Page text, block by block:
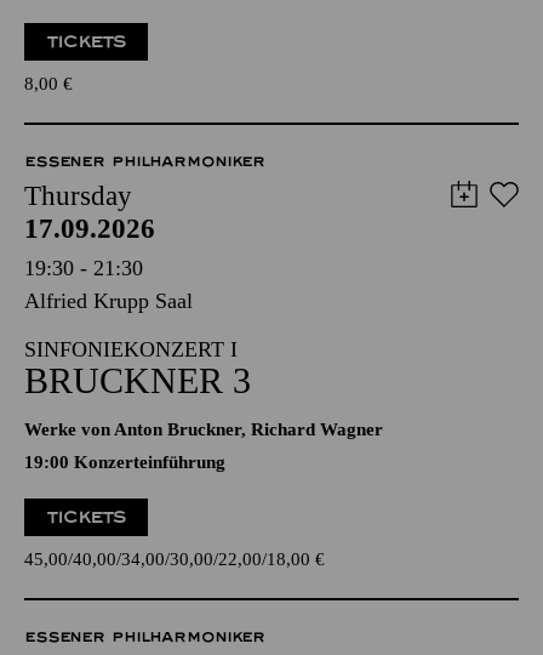
TICKETS
8,00 €
ESSENER PHILHARMONIKER
Thursday
17.09.2026
19:30 - 21:30
Alfried Krupp Saal
SINFONIEKONZERT I
BRUCKNER 3
Werke von Anton Bruckner, Richard Wagner
19:00 Konzerteinführung
TICKETS
45,00 40,00 34,00 30,00 22,00 18,00 €
ESSENER PHILHARMONIKER